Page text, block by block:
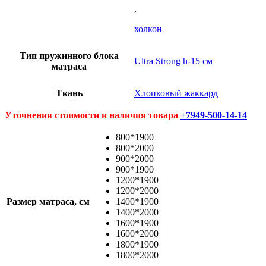
,
холкон
Тип пружинного блока
матраса
Ultra Strong h-15 см
Ткань Хлопковый жаккард
Уточнения стоимости и наличия товара +7949-500-14-14
Размер матраса, см
800*1900
800*2000
900*2000
900*1900
1200*1900
1200*2000
1400*1900
1400*2000
1600*1900
1600*2000
1800*1900
1800*2000